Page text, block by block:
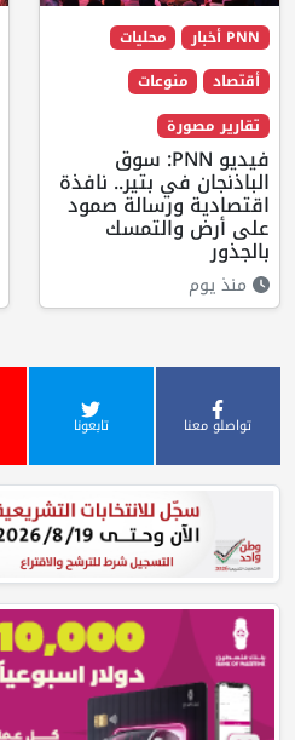
PNN أخبار
محليات
أقتصاد
منوعات
تقارير مصورة
فيديو PNN: سوق
الباذنجان في بتير.. نافذة
اقتصادية ورسالة صمود
على أرض والتمسك
بالجذور
منذ يوم
تواصلو معنا تابعونا